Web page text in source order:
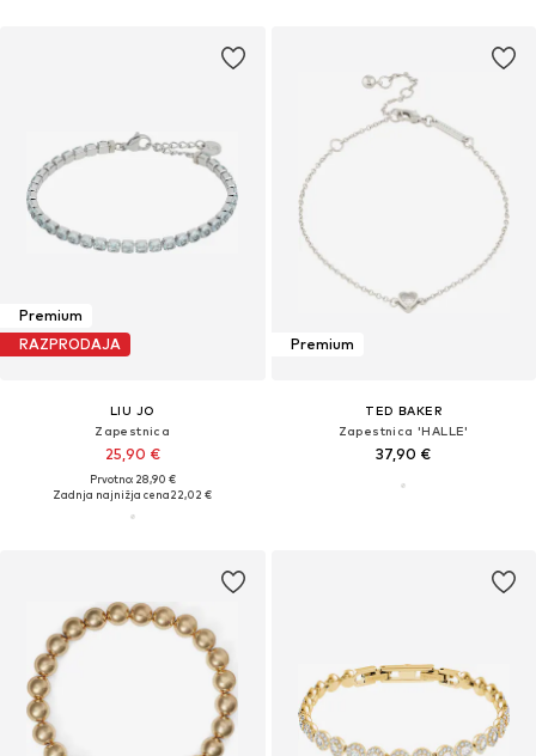
Premium
RAZPRODAJA
LIU JO
Zapestnica
25,90 €
Prvotno: 28,90 €
Zadnja najnižja cena22,02 €
Premium
TED BAKER
Zapestnica 'HALLE'
37,90 €